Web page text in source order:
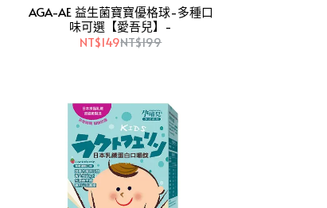
AGA-AE 益生菌寶寶優格球-多種口
味可選【愛吾兒】-
NT$149NT$199